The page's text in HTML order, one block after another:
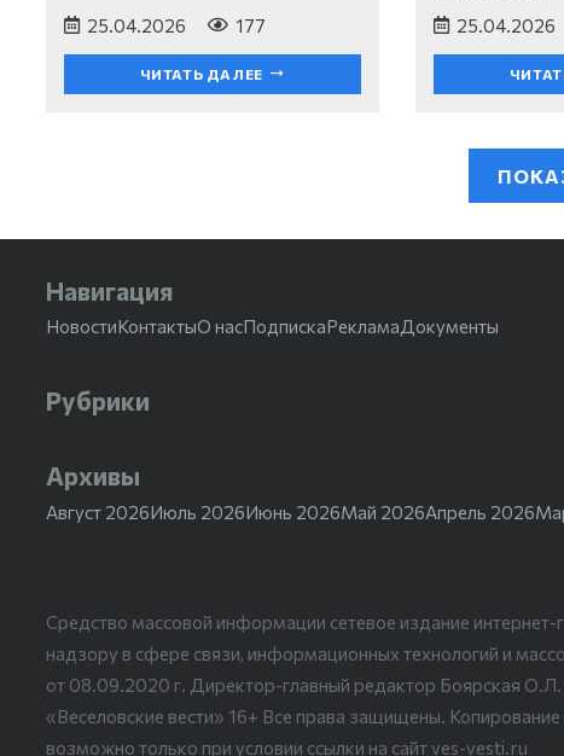
25.04.2026 177
ЧИТАТЬ ДАЛЕЕ
25.04.2026
Навигация
НовостиКонтактыО насПодпискаРекламаДокументы
Рубрики
Архивы
Август 2026Июль 2026Июнь 2026Май 2026Апрель 2026
Средство массовой информации сетевое издание
надзору в сфере связи, информационных технологий и
от 08.09.2020 г. Директор-главный редактор Боярская
«Веселовские вести» 16+ Все права защищены.
возможно только при условии ссылки на сайт ves-vesti.ru